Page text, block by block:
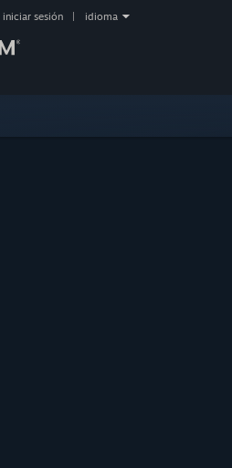
iniciar sesión idioma